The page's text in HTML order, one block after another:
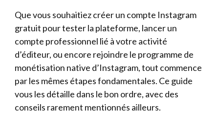
Que vous souhaitiez créer un compte Instagram
gratuit pour tester la plateforme, lancer un
compte professionnel lié à votre activité
d’éditeur, ou encore rejoindre le programme de
monétisation native d’Instagram, tout commence
par les mêmes étapes fondamentales. Ce guide
vous les détaille dans le bon ordre, avec des
conseils rarement mentionnés ailleurs.